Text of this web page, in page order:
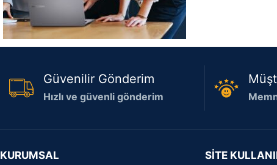
Güvenilir Gönderim
Hızlı ve güvenli gönderim
KURUMSAL SİTE